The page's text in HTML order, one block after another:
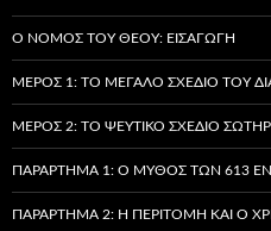
Ο ΝΌΜΟΣ ΤΟΥ ΘΕΟΎ: ΕΙΣΑΓΩΓΉ
ΜΈΡΟΣ 1: ΤΟ ΜΕΓΆΛΟ ΣΧΈΔΙΟ ΤΟΥ
ΜΈΡΟΣ 2: ΤΟ ΨΕΎΤΙΚΟ ΣΧΈΔΙΟ
ΠΑΡΆΡΤΗΜΑ 1: Ο ΜΎΘΟΣ ΤΩΝ 613
ΠΑΡΆΡΤΗΜΑ 2: Η ΠΕΡΙΤΟΜΉ ΚΑΙ Ο